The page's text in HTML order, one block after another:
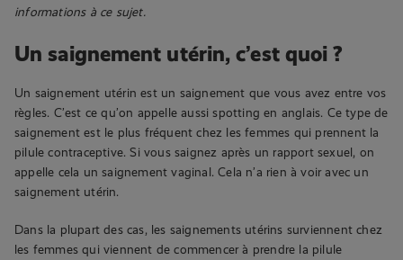
informations à ce sujet.
Un saignement utérin, c’est quoi ?
Un saignement utérin est un saignement que vous avez entre vos
règles. C’est ce qu’on appelle aussi spotting en anglais. Ce type de
saignement est le plus fréquent chez les femmes qui prennent la
pilule contraceptive. Si vous saignez après un rapport sexuel, on
appelle cela un saignement vaginal. Cela n’a rien à voir avec un
saignement utérin.
Dans la plupart des cas, les saignements utérins surviennent chez
les femmes qui viennent de commencer à prendre la pilule